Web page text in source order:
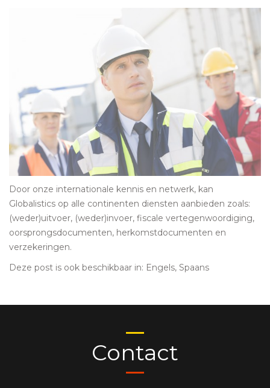
Door onze internationale kennis en netwerk, kan
Globalistics op alle continenten diensten aanbieden zoals:
(weder)uitvoer, (weder)invoer, fiscale vertegenwoordiging,
oorsprongsdocumenten, herkomstdocumenten en
verzekeringen.
Deze post is ook beschikbaar in: Engels Spaans
Contact